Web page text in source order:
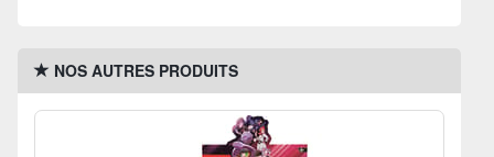
NOS AUTRES PRODUITS